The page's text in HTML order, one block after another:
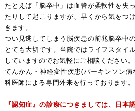
たとえば「脳卒中」は血管が柔軟性を失
たりして起こりますが、早くから気をつ
きます。
つい見逃してしまう脳疾患の前兆脳卒中
とても大切です。当院ではライフスタイ
していますのでお気軽にご相談ください。
てんかん・神経変性疾患(パーキンソン
科医師による専門外来を行っております。
『認知症』の診療につきましては、日本